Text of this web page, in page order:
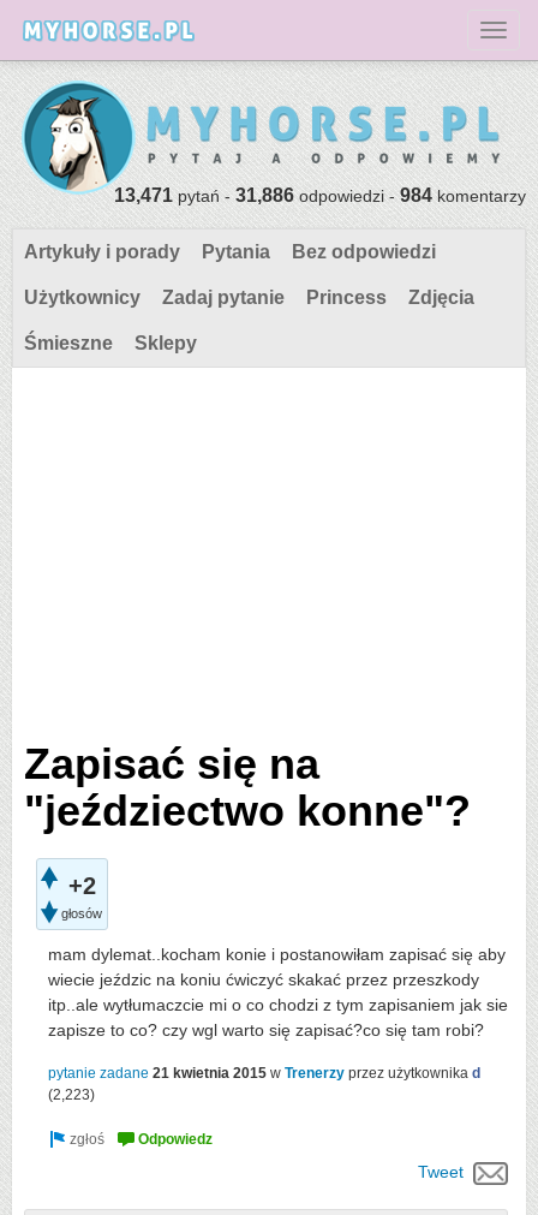
13,471pytań -31,886odpowiedzi -984komentarzy
Artykuły i porady Pytania Bez odpowiedzi
Użytkownicy Zadaj pytanie Princess Zdjęcia
Śmieszne Sklepy
Zapisać się na
"jeździectwo konne"?
+2
głosów
mam dylemat..kocham konie i postanowiłam zapisać się aby
wiecie jeździc na koniu ćwiczyć skakać przez przeszkody
itp..ale wytłumaczcie mi o co chodzi z tym zapisaniem jak sie
zapisze to co? czy wgl warto się zapisać?co się tam robi?
pytanie zadane 21 kwietnia 2015 w Trenerzy przez użytkownika d
(2,223)
Tweet